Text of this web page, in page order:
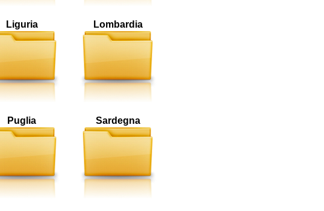
Liguria Lombardia
Puglia Sardegna